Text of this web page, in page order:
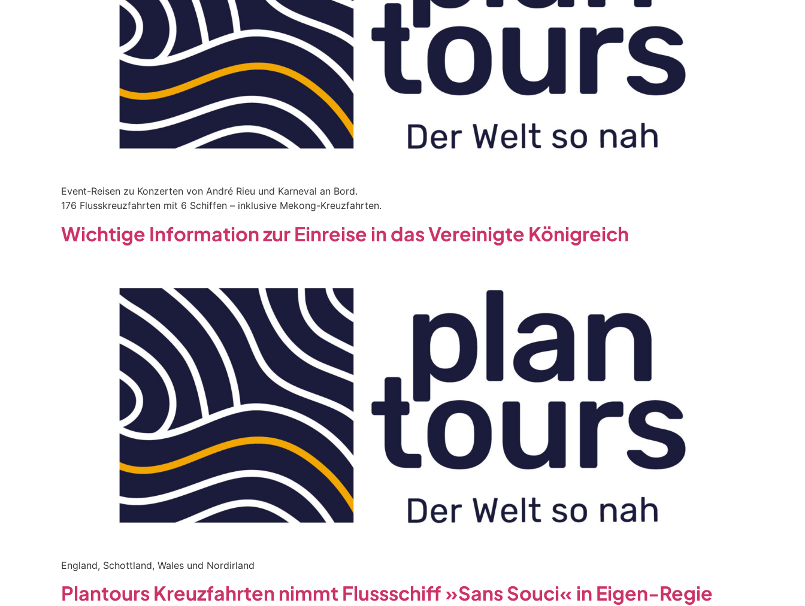
Event-Reisen zu Konzerten von André Rieu und Karneval an Bord.
176 Flusskreuzfahrten mit 6 Schiffen – inklusive Mekong-Kreuzfahrten.
Wichtige Information zur Einreise in das Vereinigte Königreich
England, Schottland, Wales und Nordirland
Plantours Kreuzfahrten nimmt Flussschiff »Sans Souci« in Eigen-Regie